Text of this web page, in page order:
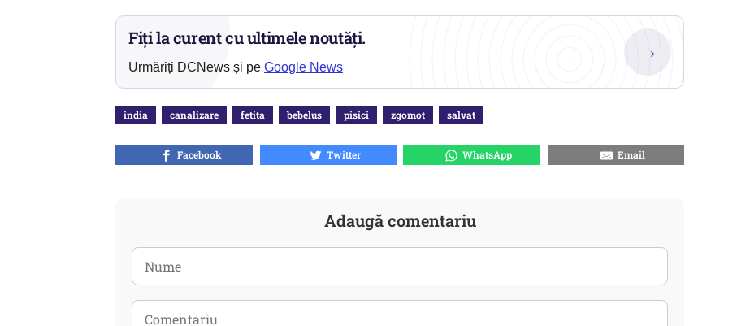
Fiți la curent cu ultimele noutăți.
Urmăriți DCNews și pe Google News
→
india canalizare fetita bebelus pisici zgomot salvat
Facebook Twitter WhatsApp Email
Adaugă comentariu